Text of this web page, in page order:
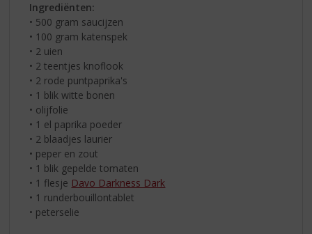
Ingrediënten:
• 500 gram saucijzen
• 100 gram katenspek
• 2 uien
• 2 teentjes knoflook
• 2 rode puntpaprika's
• 1 blik witte bonen
• olijfolie
• 1 el paprika poeder
• 2 blaadjes laurier
• peper en zout
• 1 blik gepelde tomaten
• 1 flesje Davo Darkness Dark
• 1 runderbouillontablet
• peterselie